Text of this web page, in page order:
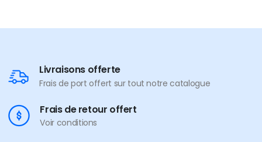
Livraisons offerte
Frais de port offert sur tout notre catalogue
Frais de retour offert
Voir conditions